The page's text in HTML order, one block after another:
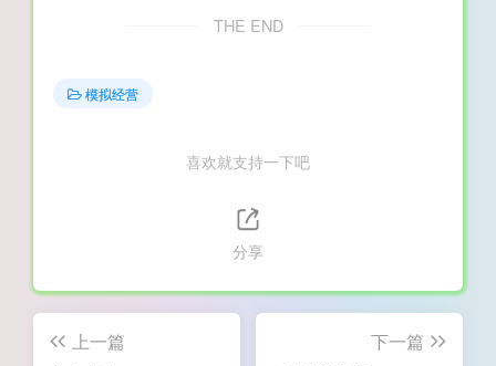
THE END
模拟经营
喜欢就支持一下吧
分享
上一篇
下一篇